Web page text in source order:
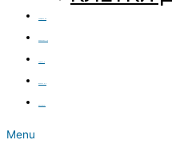
Menu